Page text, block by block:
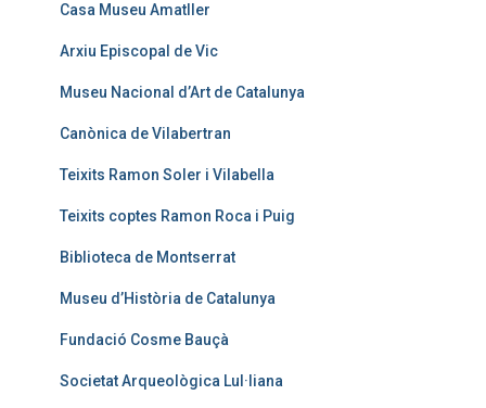
Casa Museu Amatller
Arxiu Episcopal de Vic
Museu Nacional d’Art de Catalunya
Canònica de Vilabertran
Teixits Ramon Soler i Vilabella
Teixits coptes Ramon Roca i Puig
Biblioteca de Montserrat
Museu d’Història de Catalunya
Fundació Cosme Bauçà
Societat Arqueològica Lul·liana